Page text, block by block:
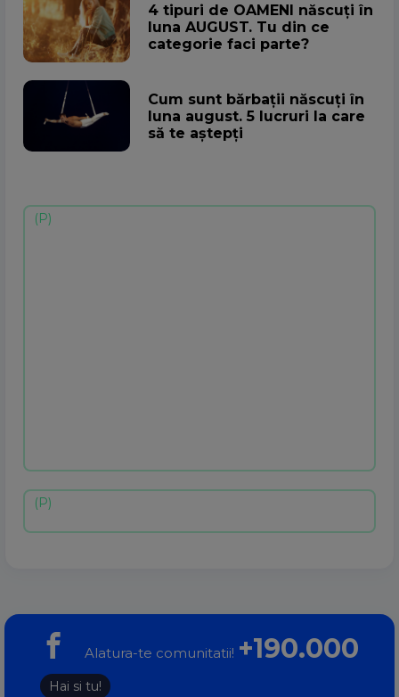
4 tipuri de OAMENI născuți în
luna AUGUST. Tu din ce
categorie faci parte?
Cum sunt bărbații născuți în
luna august. 5 lucruri la care
să te aștepți
Alatura-te comunitatii! +190.000
Hai si tu!